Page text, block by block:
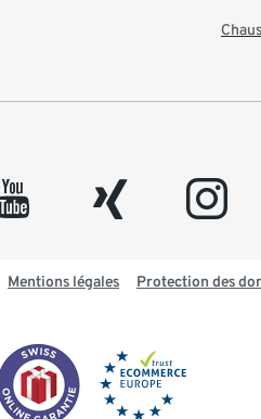
xing instagram
Mentions légales Protection des